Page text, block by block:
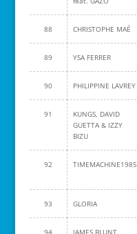
88 CHRISTOPHE MAÉ
89 YSA FERRER
90 PHILIPPINE LAVREY
91
KUNGS, DAVID
GUETTA & IZZY
BIZU
92 TIMEMACHINE1985
93 GLORIA
94 JAMES BLUNT